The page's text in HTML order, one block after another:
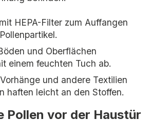
HEPA-Filter zum Auffangen
und Oberflächen
einem feuchten Tuch ab.
und andere Textilien
haften leicht an den Stoffen.
Pollen vor der Haustür